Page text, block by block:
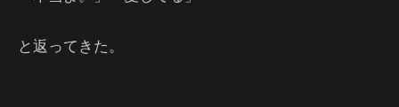
と返ってきた。